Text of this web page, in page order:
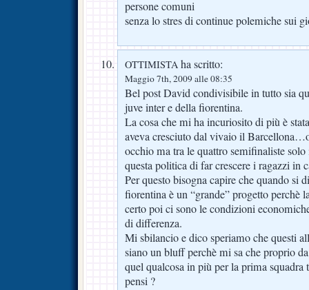
persone comuni
senza lo stres di continue polemiche sui
OTTIMISTA ha scritto:
Maggio 7th, 2009 alle 08:35
Bel post David condivisibile in tutto sia
juve inter e della fiorentina.
La cosa che mi ha incuriosito di più è
aveva cresciuto dal vivaio il
occhio ma tra le quattro semifinaliste
questa politica di far crescere i ragazzi in
Per questo bisogna capire che quando si
fiorentina è un “grande” progetto perchè
certo poi ci sono le condizioni
di differenza.
Mi sbilancio e dico speriamo che questi
siano un bluff perchè mi sa che proprio
quel qualcosa in più per la prima
pensi ?